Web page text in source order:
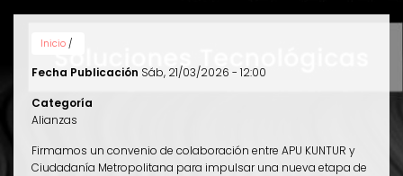
Inicio /
Fecha Publicación Sáb, 21/03/2026 - 12:00
Categoría
Alianzas
Firmamos un convenio de colaboración entre APU KUNTUR y
Ciudadanía Metropolitana para impulsar una nueva etapa de